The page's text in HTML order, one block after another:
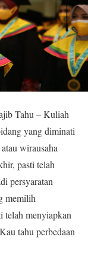
Tahu – Kuliah
yang diminati
wirausaha
pasti telah
persyaratan
memilih
telah menyiapkan
tahu perbedaan